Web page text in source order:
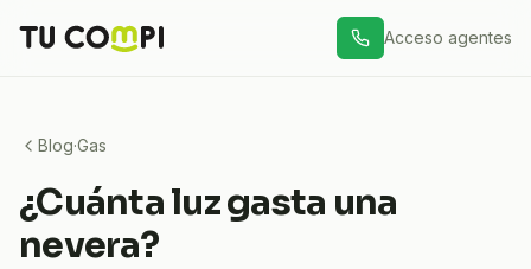
Acceso agentes
Blog·Gas
¿Cuánta luz gasta una
nevera?